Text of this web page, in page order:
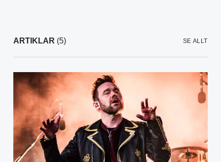
ARTIKLAR (5) SE ALLT